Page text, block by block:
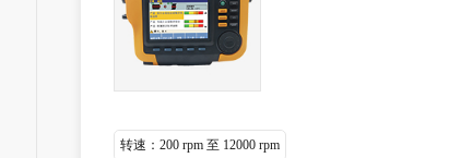
转速：200 rpm 至 12000 rpm